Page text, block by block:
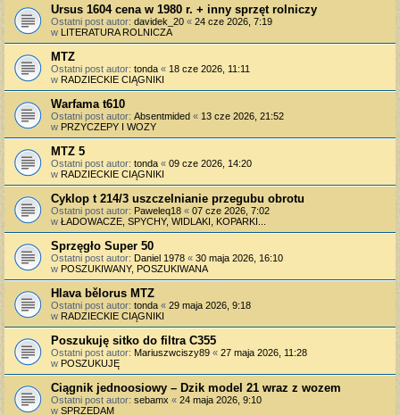
Ursus 1604 cena w 1980 r. + inny sprzęt rolniczy
Ostatni post autor: davidek_20 « 24 cze 2026, 7:19
w LITERATURA ROLNICZA
MTZ
Ostatni post autor: tonda « 18 cze 2026, 11:11
w RADZIECKIE CIĄGNIKI
Warfama t610
Ostatni post autor: Absentmided « 13 cze 2026, 21:52
w PRZYCZEPY I WOZY
MTZ 5
Ostatni post autor: tonda « 09 cze 2026, 14:20
w RADZIECKIE CIĄGNIKI
Cyklop t 214/3 uszczelnianie przegubu obrotu
Ostatni post autor: Paweleq18 « 07 cze 2026, 7:02
w ŁADOWACZE, SPYCHY, WIDLAKI, KOPARKI...
Sprzęgło Super 50
Ostatni post autor: Daniel 1978 « 30 maja 2026, 16:10
w POSZUKIWANY, POSZUKIWANA
Hlava bělorus MTZ
Ostatni post autor: tonda « 29 maja 2026, 9:18
w RADZIECKIE CIĄGNIKI
Poszukuję sitko do filtra C355
Ostatni post autor: Mariuszwciszy89 « 27 maja 2026, 11:28
w POSZUKUJĘ
Ciągnik jednoosiowy – Dzik model 21 wraz z wozem
Ostatni post autor: sebamx « 24 maja 2026, 9:10
w SPRZEDAM